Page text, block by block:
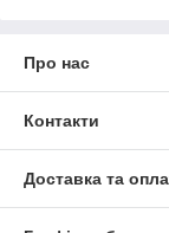
Про нас
Контакти
Доставка та